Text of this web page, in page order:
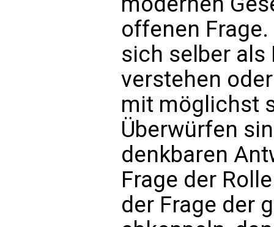
offenen
sich selber
verstehen
mit möglichst
Überwürfen
denkbaren
Frage der
der Frage der